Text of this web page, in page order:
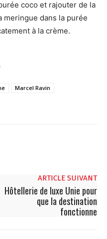
coco et rajouter de la
dans la purée
à la crème.
Marcel Ravin
ARTICLE SUIVANT
Hôtellerie de luxe Unie pour
que la destination
fonctionne